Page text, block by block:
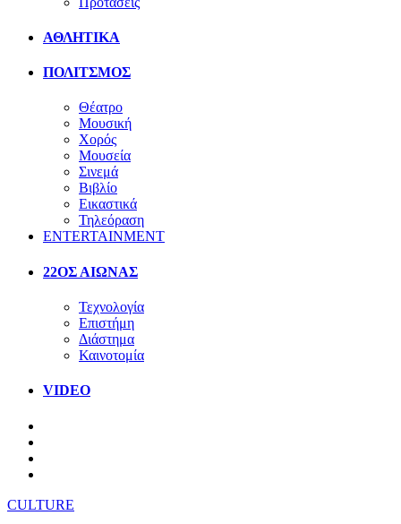
ΑΘΛΗΤΙΚΑ
ΠΟΛΙΤΣΜΟΣ
Θέατρο
Μουσική
Χορός
Μουσεία
Σινεμά
Βιβλίο
Εικαστικά
Τηλεόραση
ENTERTAINMENT
22ΟΣ ΑΙΩΝΑΣ
Τεχνολογία
Επιστήμη
Διάστημα
Καινοτομία
VIDEO
CULTURE